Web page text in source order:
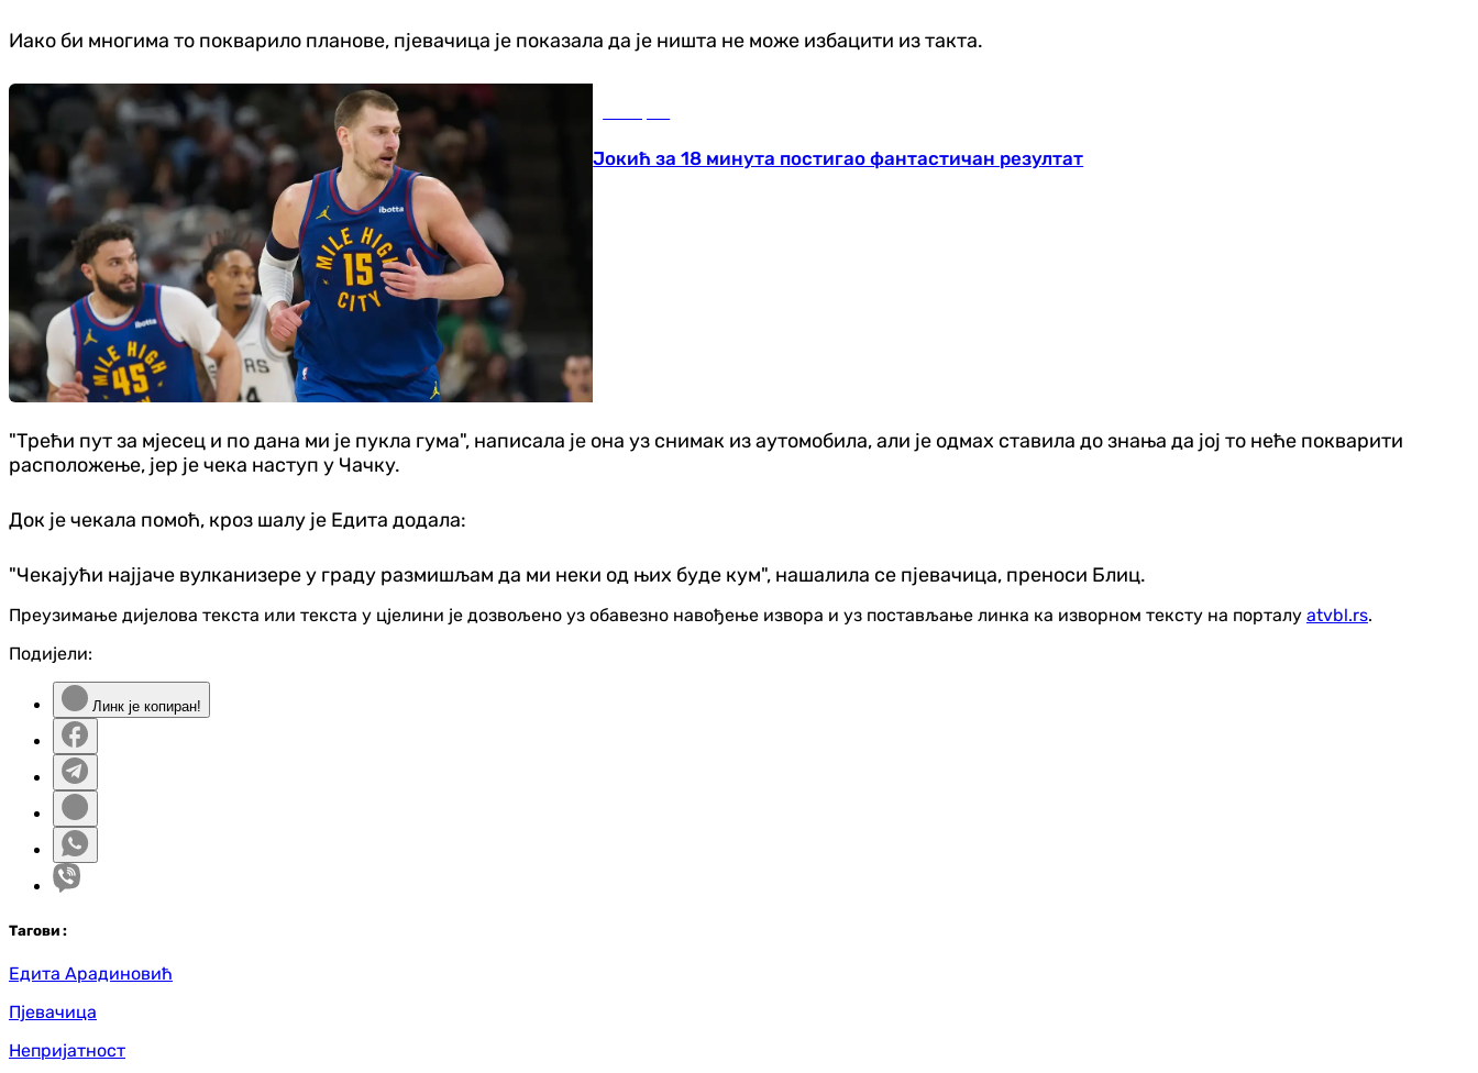
Иако би многима то покварило планове, пјевачица је показала да је ништа не може избацити из такта.
Јокић за 18 минута постигао фантастичан резултат
"Трећи пут за мјесец и по дана ми је пукла гума", написала је она уз снимак из аутомобила, али је одмах ставила до знања да јој то неће покварити
расположење, јер је чека наступ у Чачку.
Док је чекала помоћ, кроз шалу је Едита додала:
"Чекајући најјаче вулканизере у граду размишљам да ми неки од њих буде кум", нашалила се пјевачица, преноси Блиц.
Преузимање дијелова текста или текста у цјелини је дозвољено уз обавезно навођење извора и уз постављање линка ка изворном тексту на порталу atvbl.rs.
Подијели:
Линк је копиран!
Тагови :
Едита Арадиновић
Пјевачица
Непријатност